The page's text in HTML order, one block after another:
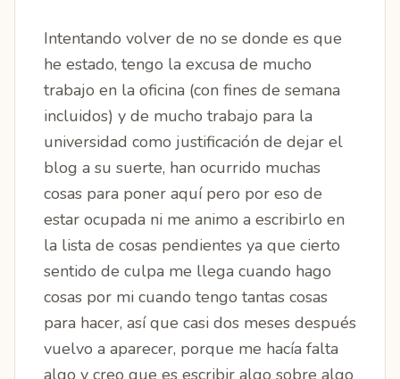
Intentando volver de no se donde es que
he estado, tengo la excusa de mucho
trabajo en la oficina (con fines de semana
incluidos) y de mucho trabajo para la
universidad como justificación de dejar el
blog a su suerte, han ocurrido muchas
cosas para poner aquí pero por eso de
estar ocupada ni me animo a escribirlo en
la lista de cosas pendientes ya que cierto
sentido de culpa me llega cuando hago
cosas por mi cuando tengo tantas cosas
para hacer, así que casi dos meses después
vuelvo a aparecer, porque me hacía falta
algo y creo que es escribir algo sobre algo